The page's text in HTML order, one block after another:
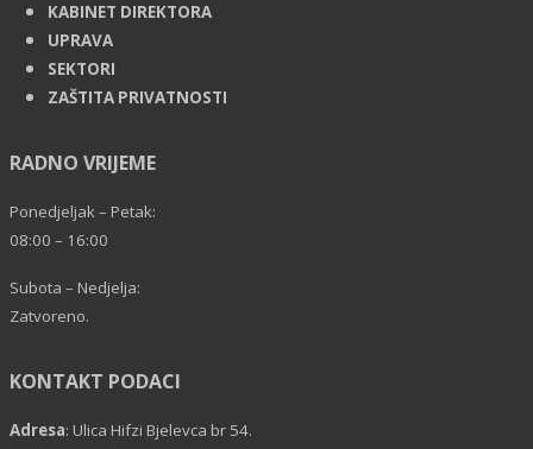
KABINET DIREKTORA
UPRAVA
SEKTORI
ZAŠTITA PRIVATNOSTI
RADNO VRIJEME
Ponedjeljak – Petak:
08:00 – 16:00
Subota – Nedjelja:
Zatvoreno.
KONTAKT PODACI
Adresa: Ulica Hifzi Bjelevca br 54.